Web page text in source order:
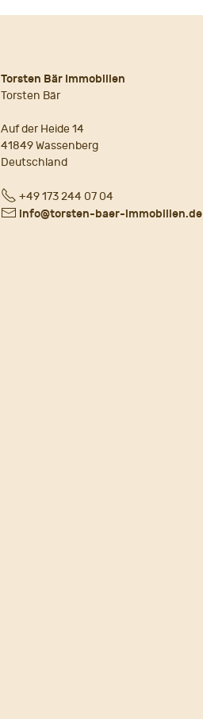
Torsten Bär Immobilien
Torsten Bär
Auf der Heide 14
41849 Wassenberg
Deutschland
Fon+49 173 244 07 04
E- info@torsten-baer-immobilien.de